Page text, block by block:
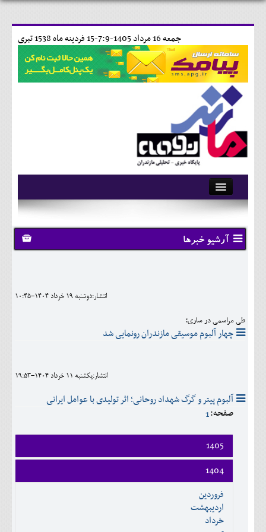
15 فردينه ماه 1538 تبری جمعه 16 مرداد 1405-7:9-
آرشیو
تماس با ما
وبلاگ
کلینیک
فرهنگی و هنری
سیاسی
خانه
آرشیو خبرها
انتشار:دوشنبه 19 خرداد 1404-10:45
طی مراسمی در ساری؛
چهار آلبوم موسیقی مازندران رونمایی شد
انتشار:يکشنبه 11 خرداد 1404-19:53
آلبوم پیتر و گرگ شهداد روحانی؛ اثر تولیدی با عوامل ایرانی
صفحه:1
1405
فروردين
ارديبهشت
خرداد
تير
مرداد
1404
فروردين
ارديبهشت
خرداد